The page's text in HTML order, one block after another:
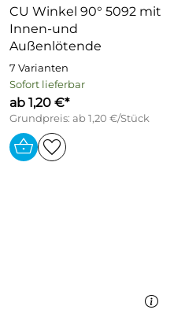
CU Winkel 90° 5092 mit
Innen-und
Außenlötende
7 Varianten
Sofort lieferbar
ab 1,20 €*
Grundpreis: ab 1,20 €/Stück